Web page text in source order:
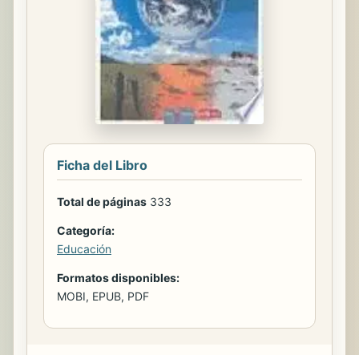
Ficha del Libro
Total de páginas 333
Categoría:
Educación
Formatos disponibles:
MOBI, EPUB, PDF